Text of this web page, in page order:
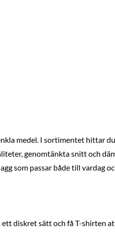
medel. I sortimentet hittar
genomtänkta snitt och
som passar både till vardag
diskret sätt och få T-shirten